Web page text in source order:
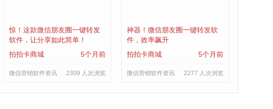
惊！这款微信朋友圈一键转发
软件，让分享如此简单！
拍拍卡商城
5个月前
微信营销软件资讯 2309 人次浏览
神器！微信朋友圈一键转发软
件，效率飙升
拍拍卡商城
5个月前
微信营销软件资讯 2277 人次浏览